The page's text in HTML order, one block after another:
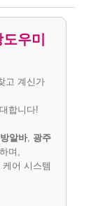
우미
고 계신가
합니다!
알바, 광주
며,
어 시스템